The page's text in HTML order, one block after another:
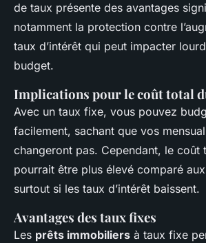
de taux présente des avantages
notamment la protection contre
taux d’intérêt qui peut impacter
budget.
Implications pour le coût total
Avec un taux fixe, vous pouvez
facilement, sachant que vos
changeront pas. Cependant, le coût
pourrait être plus élevé comparé aux
surtout si les taux d’intérêt baissent.
Avantages des taux fixes
Les prêts immobiliers à taux fixe